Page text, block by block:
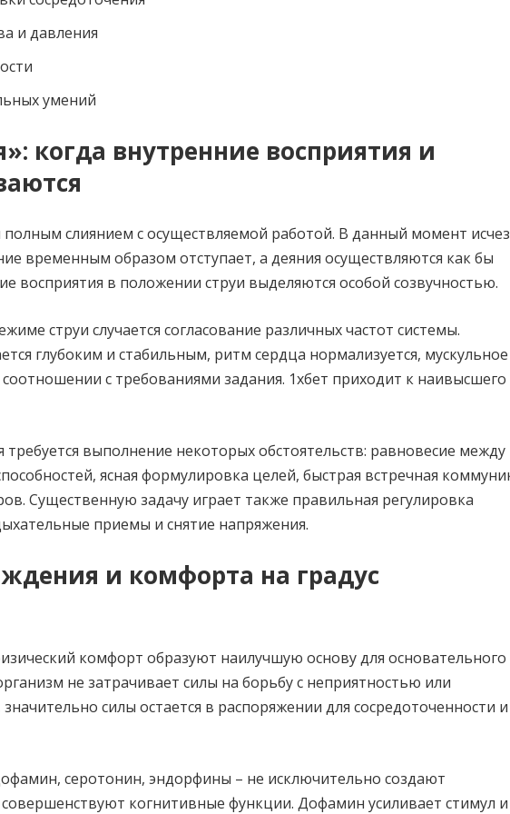
и давления
умений
когда внутренние восприятия и
полным слиянием с осуществляемой работой. В данный момент
временным образом отступает, а деяния осуществляются как бы
восприятия в положении струи выделяются особой созвучностью.
струи случается согласование различных частот системы.
глубоким и стабильным, ритм сердца нормализуется, мускульное
с требованиями задания. 1хбет приходит к наивысшего
требуется выполнение некоторых обстоятельств: равновесие между
ясная формулировка целей, быстрая встречная
Существенную задачу играет также правильная регулировка
приемы и снятие напряжения.
и комфорта на градус
комфорт образуют наилучшую основу для основательного
не затрачивает силы на борьбу с неприятностью или
силы остается в распоряжении для сосредоточенности и
серотонин, эндорфины – не исключительно создают
когнитивные функции. Дофамин усиливает стимул и